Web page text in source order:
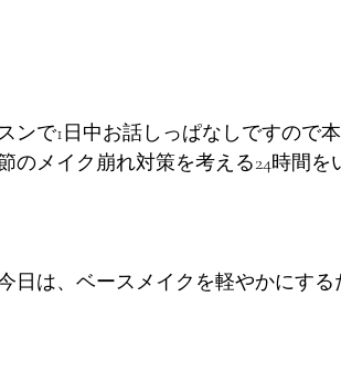
ンで1日中お話しっぱなしですので
のメイク崩れ対策を考える24時間を
日は、ベースメイクを軽やかにす